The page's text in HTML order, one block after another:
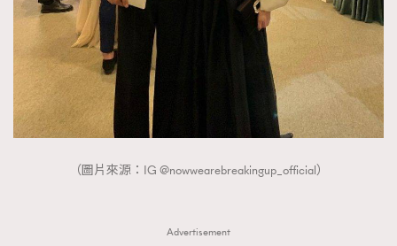
（圖片來源：IG @nowwearebreakingup_official）
Advertisement